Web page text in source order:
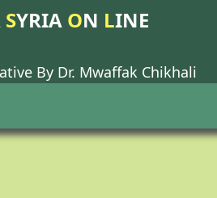
SYRIA ON LINE
By Dr. Mwaffak Chikhali